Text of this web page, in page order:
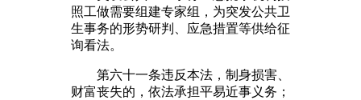
照工做需要组建专家组，为突发公共卫
生事务的形势研判、应急措置等供给征
询看法。
第六十一条违反本法，制身损害、
财富丧失的，依法承担平易近事义务；